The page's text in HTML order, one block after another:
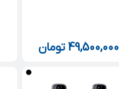
49,500,000 تومان